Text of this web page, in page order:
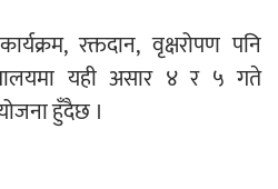
उपकुलपतिद्वारा आनाकानी
रक्तदान, वृक्षरोपण पनि
यही असार ४ र ५ गते
हुँदैछ ।